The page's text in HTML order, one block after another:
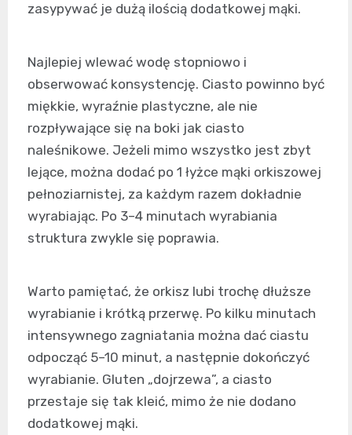
zasypywać je dużą ilością dodatkowej mąki.
Najlepiej wlewać wodę stopniowo i
obserwować konsystencję. Ciasto powinno być
miękkie, wyraźnie plastyczne, ale nie
rozpływające się na boki jak ciasto
naleśnikowe. Jeżeli mimo wszystko jest zbyt
lejące, można dodać po 1 łyżce mąki orkiszowej
pełnoziarnistej, za każdym razem dokładnie
wyrabiając. Po 3–4 minutach wyrabiania
struktura zwykle się poprawia.
Warto pamiętać, że orkisz lubi trochę dłuższe
wyrabianie i krótką przerwę. Po kilku minutach
intensywnego zagniatania można dać ciastu
odpocząć 5–10 minut, a następnie dokończyć
wyrabianie. Gluten „dojrzewa”, a ciasto
przestaje się tak kleić, mimo że nie dodano
dodatkowej mąki.